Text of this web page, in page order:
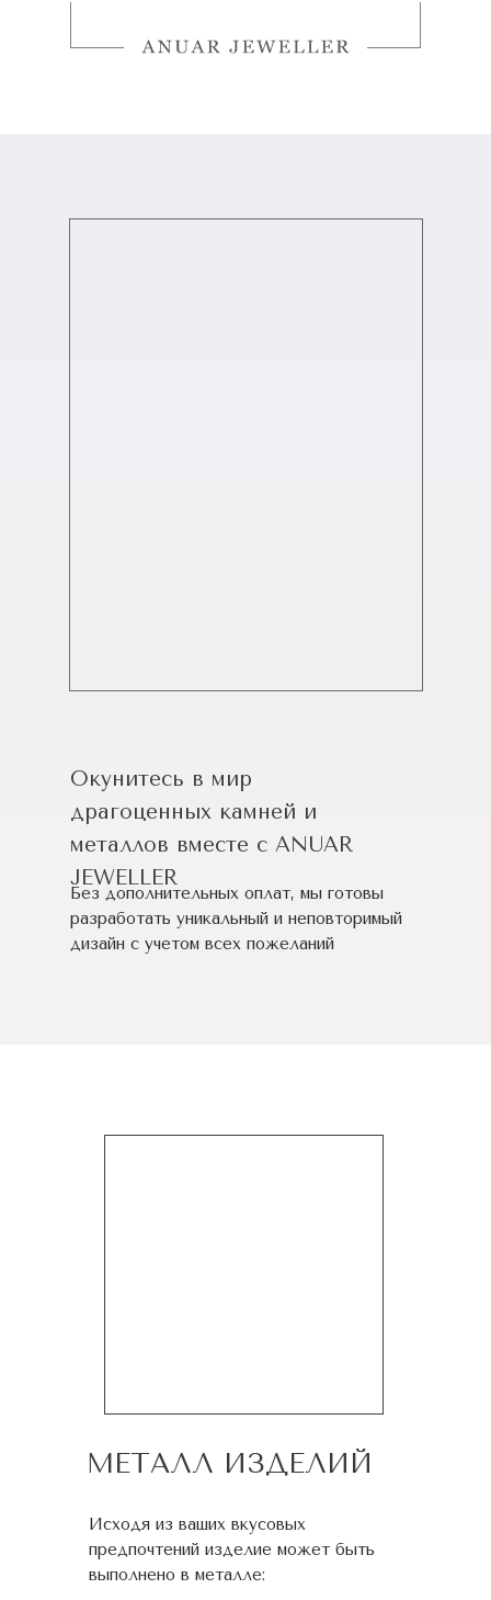
Окунитесь в мир
драгоценных камней и
металлов вместе с ANUAR
JEWELLER
Без дополнительных оплат, мы готовы
разработать уникальный и неповторимый
дизайн c учетом всех пожеланий
МЕТАЛЛ ИЗДЕЛИЙ
Исходя из ваших вкусовых
предпочтений изделие может быть
выполнено в металле: